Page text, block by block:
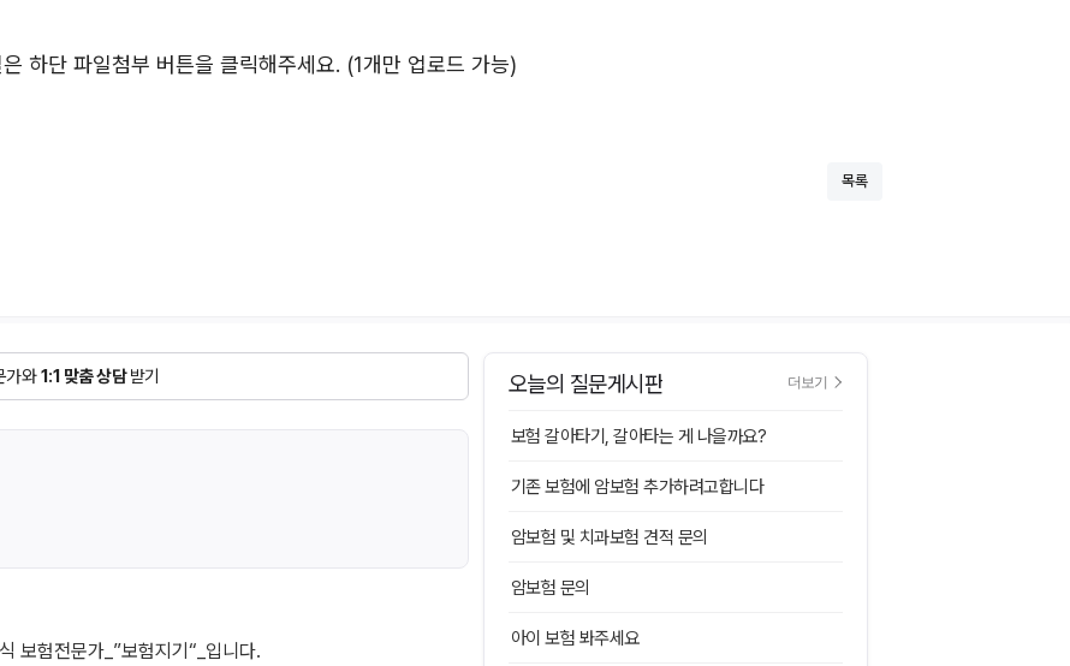
하단 파일첨부 버튼을 클릭해주세요. (1개만 업로드 가능)
목록
가와1:1 맞춤 상담받기
보험전문가_”보험지기“_입니다.
오늘의 질문게시판 더보기
보험 갈아타기, 갈아타는 게 나을까요?
기존 보험에 암보험 추가하려고합니다
암보험 및 치과보험 견적 문의
암보험 문의
아이 보험 봐주세요